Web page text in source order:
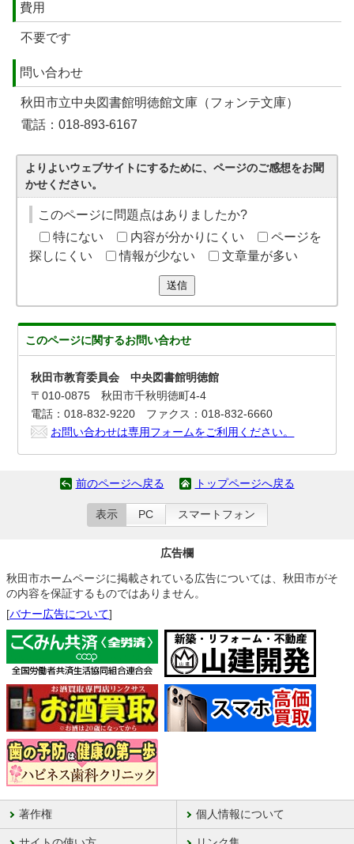
費用
不要です
問い合わせ
秋田市立中央図書館明徳館文庫（フォンテ文庫）
電話：018-893-6167
よりよいウェブサイトにするために、ページのご感想をお聞
かせください。
このページに問題点はありましたか?
特にない
内容が分かりにくい
ページを
探しにくい
情報が少ない 文章量が多い
送信
このページに関するお問い合わせ
秋田市教育委員会 中央図書館明徳館
〒010‐0875 秋田市千秋明徳町4-4
電話：018-832-9220 ファクス：018-832-6660
お問い合わせは専用フォームをご利用ください。
前のページへ戻る トップページへ戻る
表示 PC スマートフォン
広告欄
秋田市ホームページに掲載されている広告については、秋田市がそ
の内容を保証するものではありません。
[バナー広告について]
著作権 個人情報について